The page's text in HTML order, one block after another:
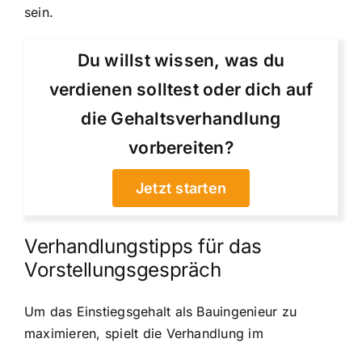
sein.
Du willst wissen, was du
verdienen solltest oder dich auf
die Gehaltsverhandlung
vorbereiten?
Jetzt starten
Verhandlungstipps für das
Vorstellungsgespräch
Um das Einstiegsgehalt als Bauingenieur zu
maximieren, spielt die Verhandlung im